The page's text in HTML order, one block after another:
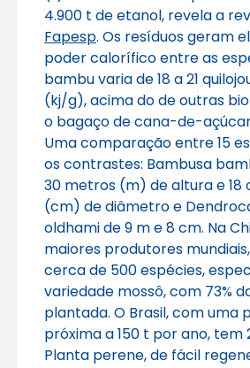
4.900 t de etanol, revela a
Fapesp. Os resíduos geram
poder calorífico entre as
bambu varia de 18 a 21
(kj/g), acima do de outras
o bagaço de cana-de-
Uma comparação entre 15
os contrastes: Bambusa
30 metros (m) de altura e
(cm) de diâmetro e
oldhamide 9 m e 8 cm. Na
maiores produtores
cerca de 500 espécies,
variedade mossô, com 73%
plantada. O Brasil, com uma
próxima a 150 t por ano, tem
Planta perene, de fácil